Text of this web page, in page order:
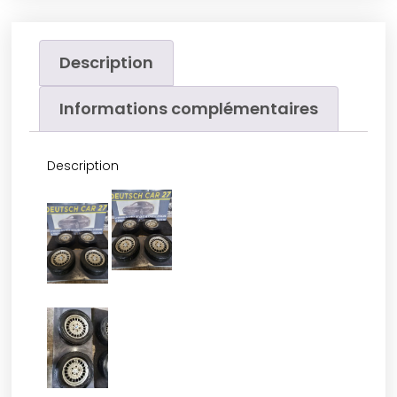
Description
Informations complémentaires
Description